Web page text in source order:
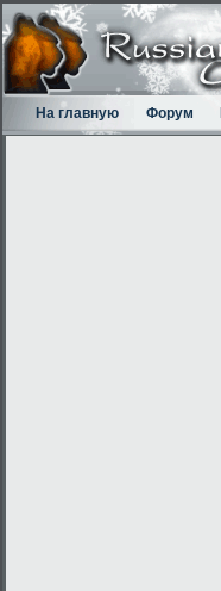
На главную Форум